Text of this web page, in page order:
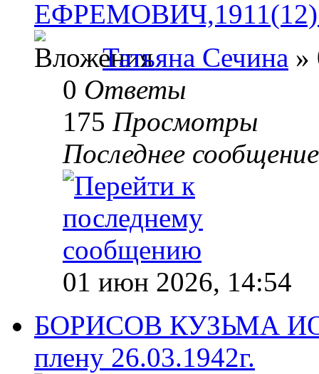
Татьяна Сечина »
0 Ответы
175 Просмотры
Последнее
01 июн 2026, 14:54
БОРИСОВ КУЗЬМА
плену 26.03.1942г.